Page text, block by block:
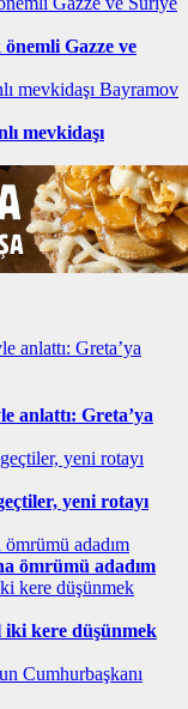
Gazze ve
mevkidaşı
anlattı: Greta’ya
yeni rotayı
ömrümü adadım
iki kere düşünmek